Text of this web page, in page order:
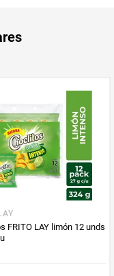
FRITO LAY limón 12 unds